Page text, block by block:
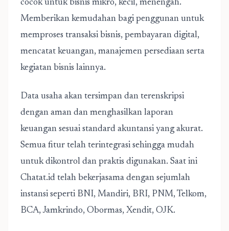
cocok untuk bisnis mikro, kecil, menengah.
Memberikan kemudahan bagi penggunan untuk
memproses transaksi bisnis, pembayaran digital,
mencatat keuangan, manajemen persediaan serta
kegiatan bisnis lainnya.
Data usaha akan tersimpan dan terenskripsi
dengan aman dan menghasilkan laporan
keuangan sesuai standard akuntansi yang akurat.
Semua fitur telah terintegrasi sehingga mudah
untuk dikontrol dan praktis digunakan. Saat ini
Chatat.id telah bekerjasama dengan sejumlah
instansi seperti BNI, Mandiri, BRI, PNM, Telkom,
BCA, Jamkrindo, Obormas, Xendit, OJK.